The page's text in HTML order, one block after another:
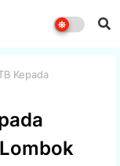
Kepada